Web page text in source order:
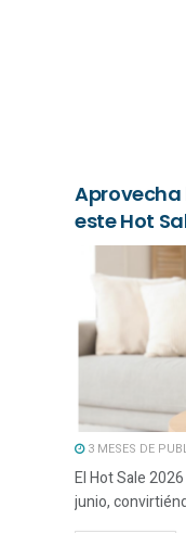
este Hot
3 MESES DE
El Hot Sale
junio,